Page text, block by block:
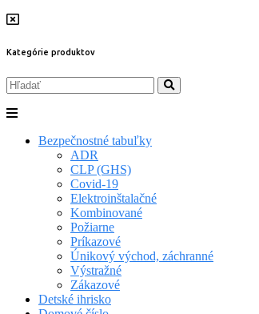
Kategórie produktov
Bezpečnostné tabuľky
ADR
CLP (GHS)
Covid-19
Elektroinštalačné
Kombinované
Požiarne
Príkazové
Únikový východ, záchranné
Výstražné
Zákazové
Detské ihrisko